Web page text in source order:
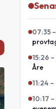
07:35 –
15:26 –
Åre
11:24 –
10:17 –